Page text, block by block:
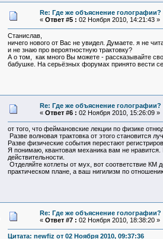
Re: Где же объяснение голографии?
« Ответ #5 : 02 Ноября 2010, 14:21:43 »
Станислав,
ничего нового от Вас не увидел. Думаете. я не
и не знаю про вероятностную трактовку?
А о том, как много Вы можете - рассказывайте
бабушке. На серьёзных форумах принято вести
Re: Где же объяснение голографии?
« Ответ #6 : 02 Ноября 2010, 15:26:09 »
от того, что феймановские лекции по физике
Разве волновая трактовка от этого становится
Разве физические события перестают
Я понимаю, квантовая механика вам не нравится.
действительности.
Отделяйте котлеты от мух, вот соответствие КМ
практическом плане, а ваш нигилизм по
Re: Где же объяснение голографии?
« Ответ #7 : 02 Ноября 2010, 18:38:20 »
Цитата: newfiz от 02 Ноября 2010, 09:37:36